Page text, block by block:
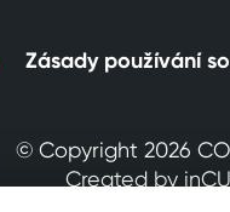
Zásady používání
© Copyright 2026
Created by